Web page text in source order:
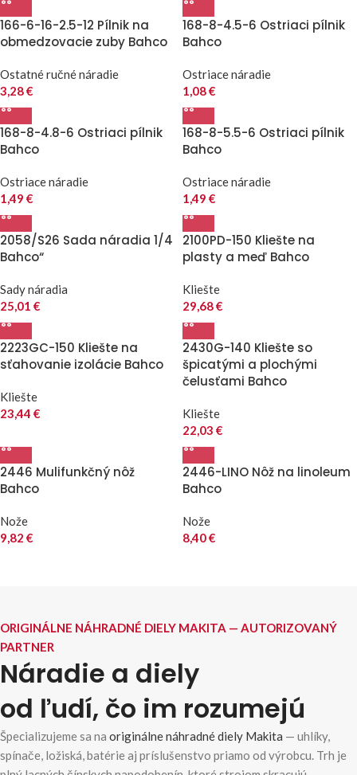
166-6-16-2.5-12 Pílnik na
obmedzovacie zuby Bahco
Ostatné ručné náradie
3,28€
168-8-4.5-6 Ostriaci pílnik
Bahco
Ostriace náradie
1,08€
168-8-4.8-6 Ostriaci pílnik
Bahco
Ostriace náradie
1,49 €
168-8-5.5-6 Ostriaci pílnik
Bahco
Ostriace náradie
1,49 €
2058/S26 Sada náradia 1/4
Bahco“
Sady náradia
25,01 €
2100PD-150 Kliešte na
plasty a meď Bahco
Kliešte
29,68€
2223GC-150 Kliešte na
sťahovanie izolácie Bahco
Kliešte
23,44 €
2430G-140 Kliešte so
špicatými a plochými
čelusťami Bahco
Kliešte
22,03 €
2446 Mulifunkčný nôž
Bahco
Nože
9,82 €
2446-LINO Nôž na linoleum
Bahco
Nože
8,40€
ORIGINÁLNE NÁHRADNÉ DIELY MAKITA — AUTORIZOVANÝ
PARTNER
Náradie a diely
od ľudí, čo im rozumejú
Špecializujeme sa na originálne náhradné diely Makita — uhlíky,
spínače, ložiská, batérie aj príslušenstvo priamo od výrobcu. Trh je